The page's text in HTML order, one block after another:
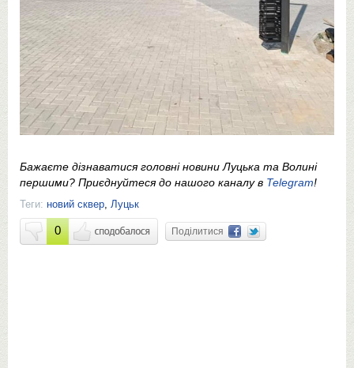
Бажаєте дізнаватися головні новини Луцька та Волині
першими? Приєднуйтеся до нашого каналу в Telegram!
Теги: новий сквер, Луцьк
0 Поділитися